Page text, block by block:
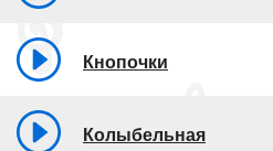
Кнопочки
Колыбельная